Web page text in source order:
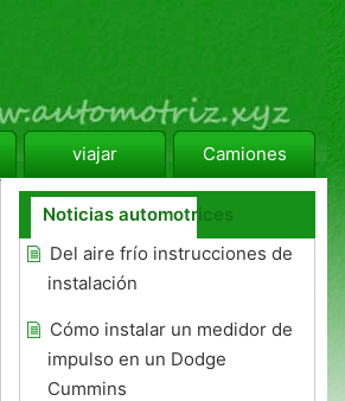
viajar Camiones
Noticias automotrices
Del aire frío instrucciones de
instalación
Cómo instalar un medidor de
impulso en un Dodge
Cummins